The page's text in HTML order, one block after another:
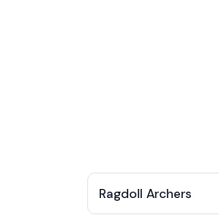
Ragdoll Archers